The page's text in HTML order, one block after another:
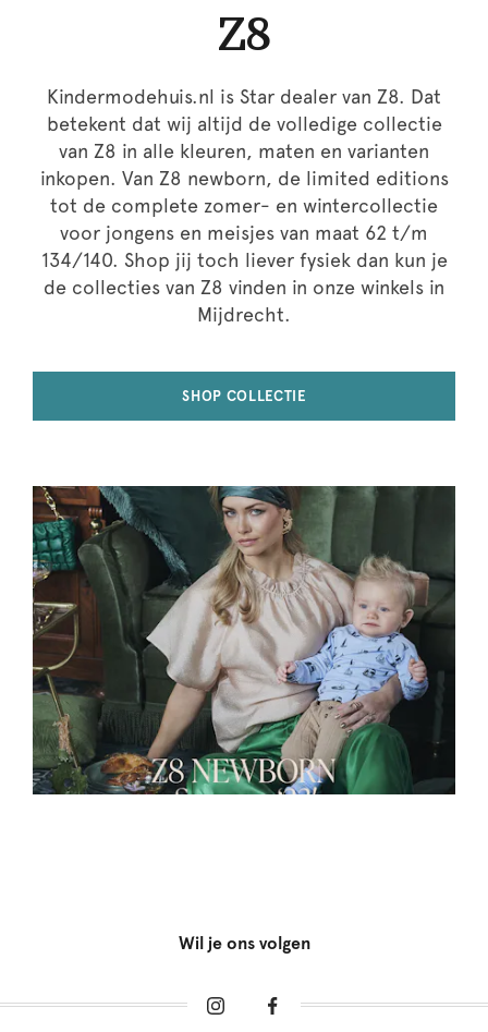
Z8
Kindermodehuis.nl is Star dealer van Z8. Dat
betekent dat wij altijd de volledige collectie
van Z8 in alle kleuren, maten en varianten
inkopen. Van Z8 newborn, de limited editions
tot de complete zomer- en wintercollectie
voor jongens en meisjes van maat 62 t/m
134/140. Shop jij toch liever fysiek dan kun je
de collecties van Z8 vinden in onze winkels in
Mijdrecht.
SHOP COLLECTIE
Wil je ons volgen